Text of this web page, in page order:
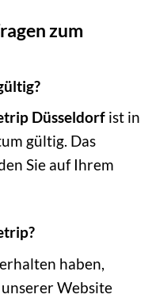
zum
Düsseldorf ist in
gültig. Das
Sie auf Ihrem
haben,
Website